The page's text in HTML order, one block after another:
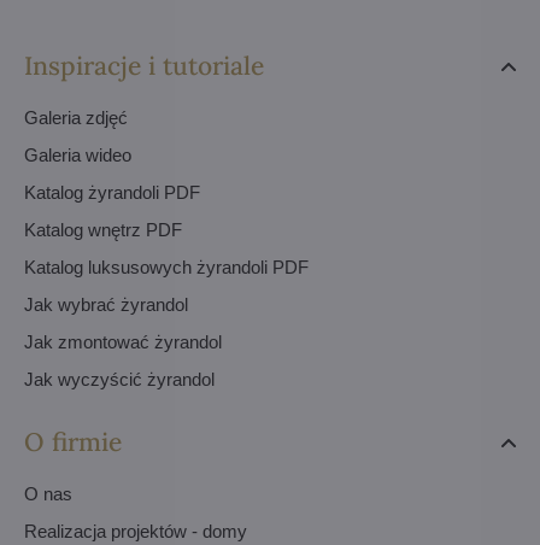
Inspiracje i tutoriale
Galeria zdjęć
Galeria wideo
Katalog żyrandoli PDF
Katalog wnętrz PDF
Katalog luksusowych żyrandoli PDF
Jak wybrać żyrandol
Jak zmontować żyrandol
Jak wyczyścić żyrandol
O firmie
O nas
Realizacja projektów - domy